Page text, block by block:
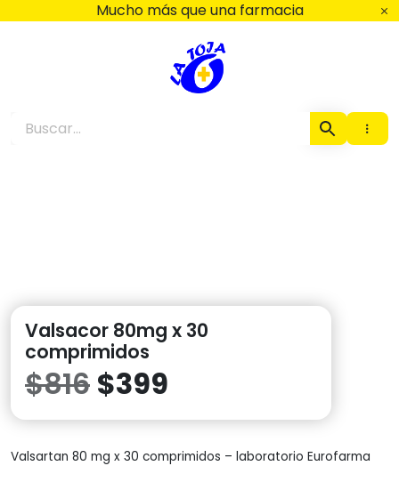
Mucho más que una farmacia
Farmacia La Toja
Valsacor 80mg x 30
comprimidos
$816 El
precio
original
$399
precio
actual
Valsartan 80 mg x 30 comprimidos – laboratorio Eurofarma